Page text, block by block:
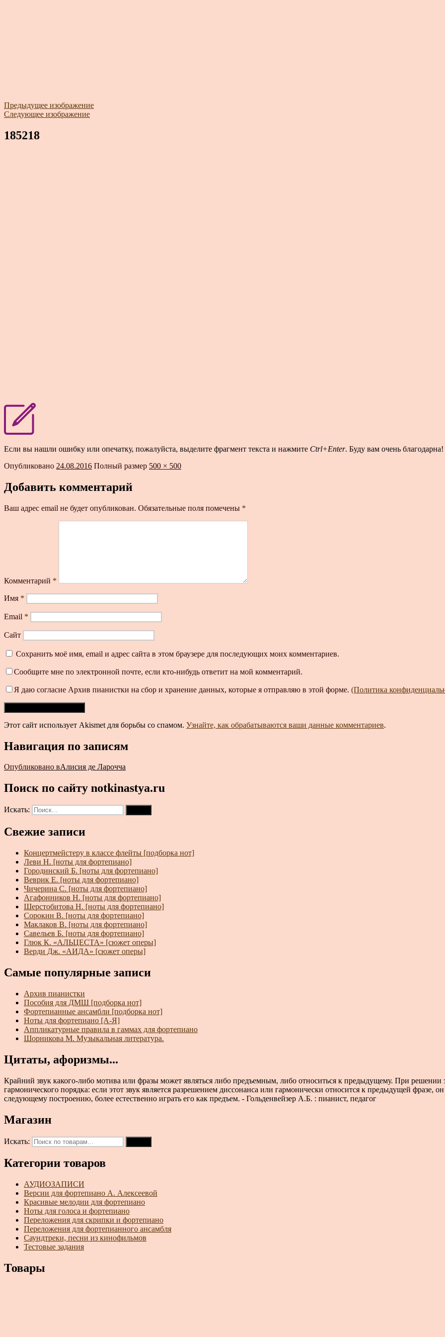
Предыдущее изображение
Следующее изображение
185218
Если вы нашли ошибку или опечатку, пожалуйста, выделите фрагмент текста и нажмите Ctrl+Enter. Буду вам очень благодарна!
Опубликовано 24.08.2016 Полный размер 500 × 500
Добавить комментарий
Ваш адрес email не будет опубликован. Обязательные поля помечены *
Комментарий *
Имя *
Email *
Сайт
Сохранить моё имя, email и адрес сайта в этом браузере для последующих моих комментариев.
Сообщите мне по электронной почте, если кто-нибудь ответит на мой комментарий.
Я даю согласие Архив пианистки на сбор и хранение данных, которые я отправляю в этой форме. (Политика
Этот сайт использует Akismet для борьбы со спамом. Узнайте, как обрабатываются ваши данные комментариев.
Навигация по записям
Опубликовано вАлисия де Ларочча
Поиск по сайту notkinastya.ru
Искать:
Свежие записи
Концертмейстеру в классе флейты [подборка нот]
Леви Н. [ноты для фортепиано]
Городинский Б. [ноты для фортепиано]
Веврик Е. [ноты для фортепиано]
Чичерина С. [ноты для фортепиано]
Агафонников Н. [ноты для фортепиано]
Шерстобитова Н. [ноты для фортепиано]
Сорокин В. [ноты для фортепиано]
Маклаков В. [ноты для фортепиано]
Савельев Б. [ноты для фортепиано]
Глюк К. «АЛЬЦЕСТА» [сюжет оперы]
Верди Дж. «АИДА» [сюжет оперы]
Самые популярные записи
Архив пианистки
Пособия для ДМШ [подборка нот]
Фортепианные ансамбли [подборка нот]
Ноты для фортепиано [А-Я]
Аппликатурные правила в гаммах для фортепиано
Шорникова М. Музыкальная литература.
Цитаты, афоризмы...
Крайний звук какого-либо мотива или фразы может являться либо предъемным, либо относиться к предыдущему. При
гармонического порядка: если этот звук является разрешением диссонанса или гармонически относится к предыдущей фразе,
следующему построению, более естественно играть его как предъем. - Гольденвейзер А.Б. : пианист, педагог
Магазин
Искать:
Категории товаров
АУДИОЗАПИСИ
Версии для фортепиано А. Алексеевой
Красивые мелодии для фортепиано
Ноты для голоса и фортепиано
Переложения для скрипки и фортепиано
Переложения для фортепианного ансамбля
Саундтреки, песни из кинофильмов
Тестовые задания
Товары